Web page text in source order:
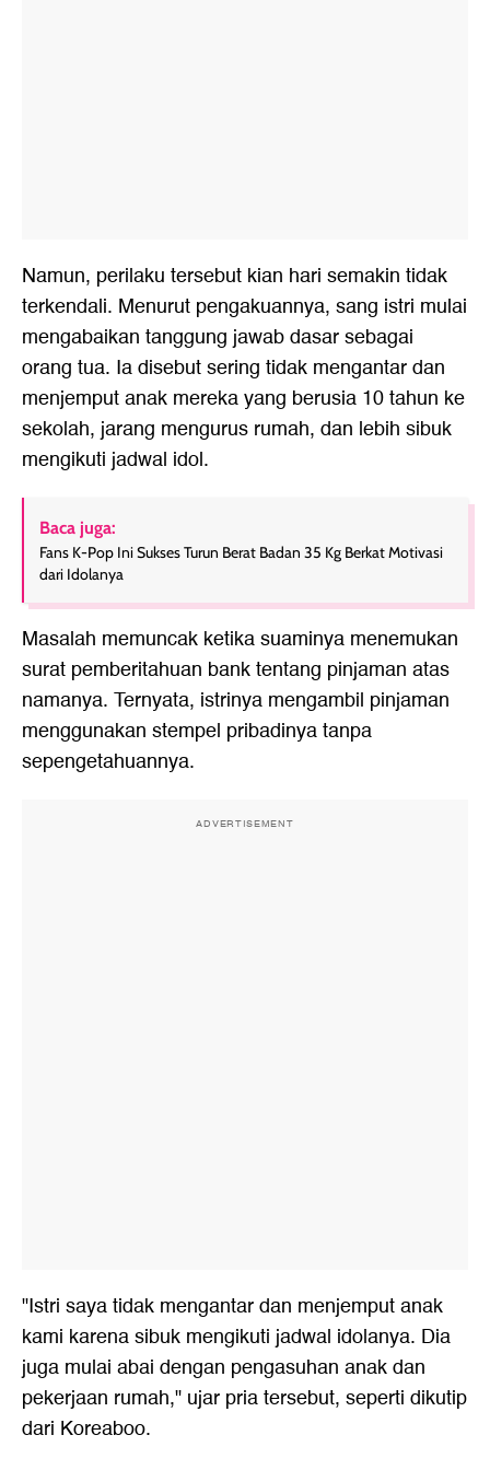
Namun, perilaku tersebut kian hari semakin tidak
terkendali. Menurut pengakuannya, sang istri mulai
mengabaikan tanggung jawab dasar sebagai
orang tua. Ia disebut sering tidak mengantar dan
menjemput anak mereka yang berusia 10 tahun ke
sekolah, jarang mengurus rumah, dan lebih sibuk
mengikuti jadwal idol.
Baca juga:
Fans K-Pop Ini Sukses Turun Berat Badan 35 Kg Berkat Motivasi
dari Idolanya
Masalah memuncak ketika suaminya menemukan
surat pemberitahuan bank tentang pinjaman atas
namanya. Ternyata, istrinya mengambil pinjaman
menggunakan stempel pribadinya tanpa
sepengetahuannya.
ADVERTISEMENT
"Istri saya tidak mengantar dan menjemput anak
kami karena sibuk mengikuti jadwal idolanya. Dia
juga mulai abai dengan pengasuhan anak dan
pekerjaan rumah," ujar pria tersebut, seperti dikutip
dari Koreaboo.